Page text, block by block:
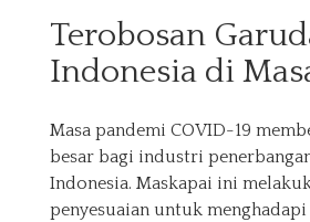
Terobosan
Indonesia di
Masa pandemi COVID-19
besar bagi industri
Indonesia. Maskapai ini
penyesuaian untuk